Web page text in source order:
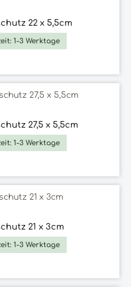
22 x 5,5cm
1-3 Werktage
27,5 x 5,5cm
1-3 Werktage
21 x 3cm
1-3 Werktage